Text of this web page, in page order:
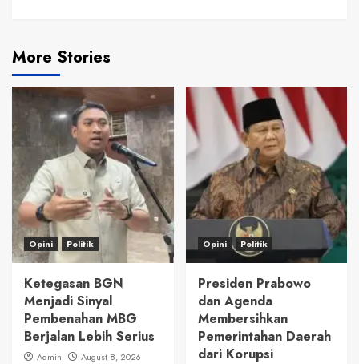
More Stories
Opini Politik
Ketegasan BGN
Menjadi Sinyal
Pembenahan MBG
Berjalan Lebih Serius
Admin
August 8, 2026
Opini Politik
Presiden Prabowo
dan Agenda
Membersihkan
Pemerintahan Daerah
dari Korupsi